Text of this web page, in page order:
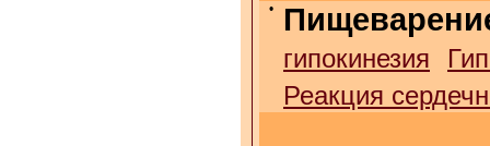
•
гипокинезия
Реакция